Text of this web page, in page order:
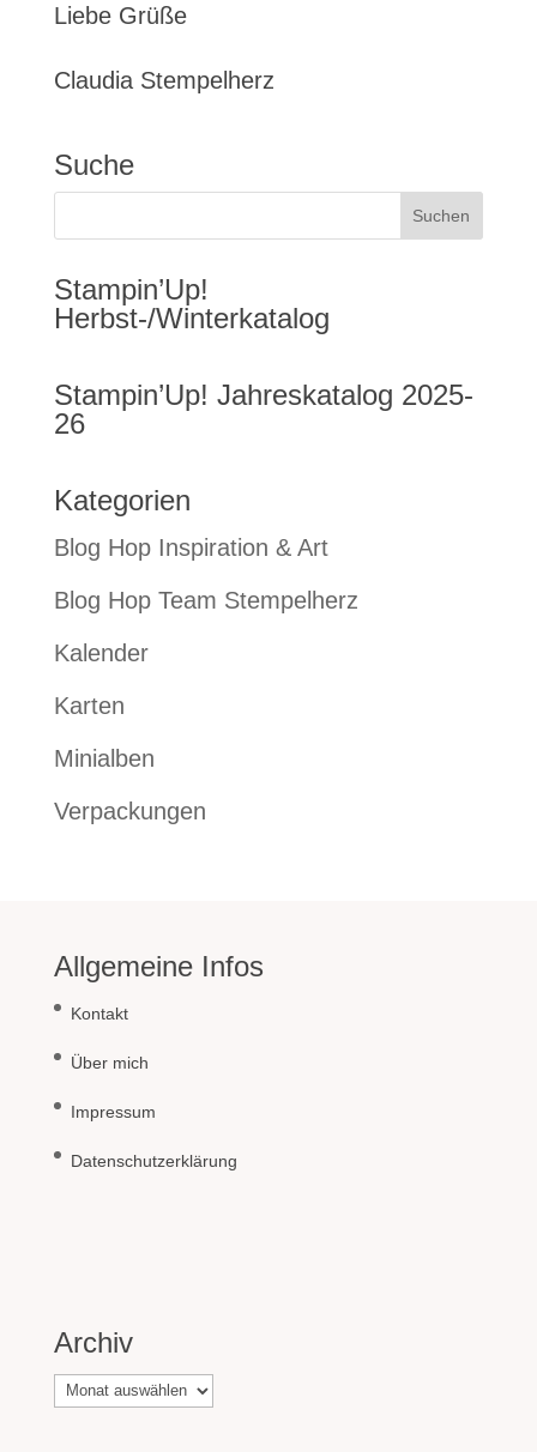
Liebe Grüße
Claudia Stempelherz
Suche
Stampin’Up!
Herbst-/Winterkatalog
Stampin’Up! Jahreskatalog 2025-
26
Kategorien
Blog Hop Inspiration & Art
Blog Hop Team Stempelherz
Kalender
Karten
Minialben
Verpackungen
Allgemeine Infos
Kontakt
Über mich
Impressum
Datenschutzerklärung
Archiv
Archiv